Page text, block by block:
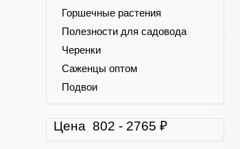
Горшечные растения
Полезности для садовода
Черенки
Саженцы оптом
Подвои
Цена 802 - 2765 ₽